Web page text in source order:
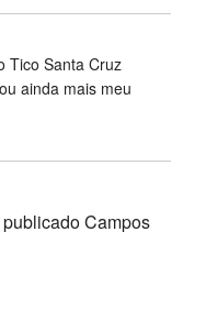
Tico Santa Cruz
ainda mais meu
Campos